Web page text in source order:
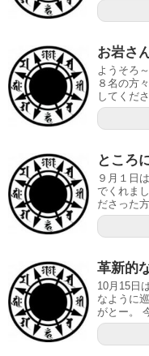
お岩さ
ようそろ
８名の方
してくだ
ところ
９月１日
でくれま
ださった
革新的
10月15日
なように
がとー。